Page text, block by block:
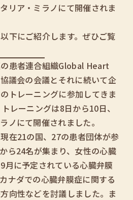
リア・ミラノにて開催されま
下にご紹介します。ぜひご覧
患者連合組織Global Heart
議会の会議とそれに続いて企
トレーニングに参加してきま
レーニングは8日から10日、
ノにて開催されました。
在21の国、27の患者団体が参
ら24名が集まり、女性の心臓
月に予定されている心臓弁膜
ナダでの心臓弁膜症に関する
向性などを討議しました。ま